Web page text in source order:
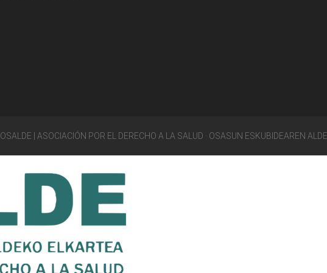
OSALDE | ASOCIACIÓN POR EL DERECHO A LA SALUD · OSASUN ESKUBIDEAREN